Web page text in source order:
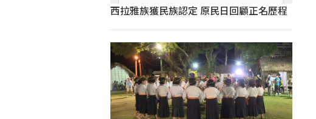
西拉雅族獲民族認定 原民日回顧正名歷程